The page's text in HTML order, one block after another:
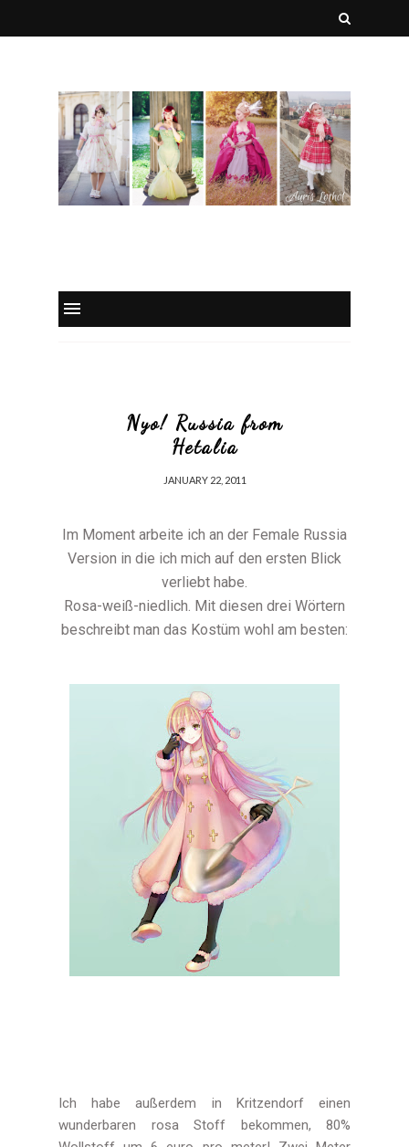
Nyo! Russia from
Hetalia
JANUARY 22, 2011
Im Moment arbeite ich an der Female Russia
Version in die ich mich auf den ersten Blick
verliebt habe.
Rosa-weiß-niedlich. Mit diesen drei Wörtern
beschreibt man das Kostüm wohl am besten:
Ich habe außerdem in Kritzendorf einen
wunderbaren rosa Stoff bekommen, 80%